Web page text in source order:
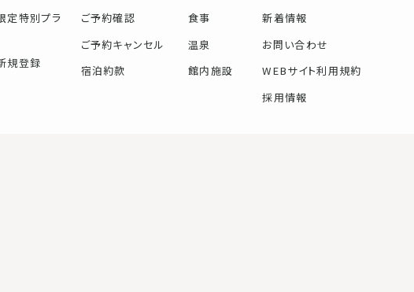
定特別プラ
規登録
ご予約確認
ご予約キャンセル
宿泊約款
食事
温泉
館内施設
新着情報
お問い合わせ
WEBサイト利用規約
採用情報